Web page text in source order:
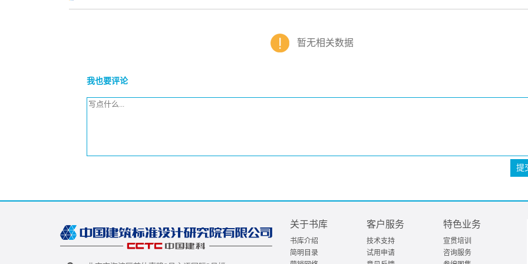
暂无相关数据
我也要评论
提
关于书库
书库介绍
简明目录
客户服务
技术支持
试用申请
特色业务
宣贯培训
咨询服务